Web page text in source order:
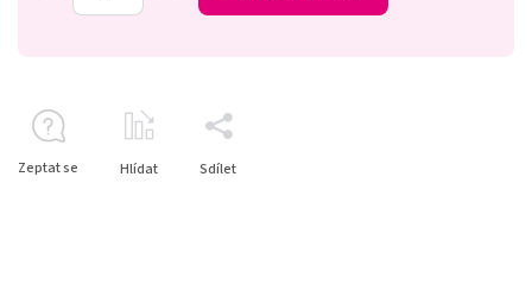
Zeptat se Hlídat Sdílet